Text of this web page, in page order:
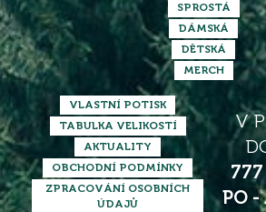
SPROSTÁ
DÁMSKÁ
DĚTSKÁ
MERCH
VLASTNÍ POTISK
TABULKA VELIKOSTÍ
AKTUALITY
OBCHODNÍ PODMÍNKY
ZPRACOVÁNÍ OSOBNÍCH
ÚDAJŮ
V
PO -